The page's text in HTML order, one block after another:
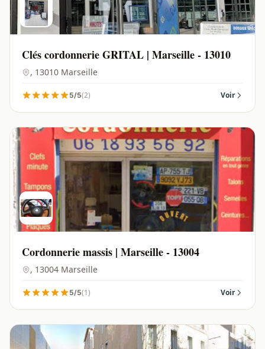
Clés cordonnerie GRITAL | Marseille - 13010
, 13010 Marseille
5/5(2) Voir
Cordonnerie massis | Marseille - 13004
, 13004 Marseille
5/5(1) Voir